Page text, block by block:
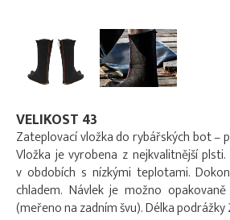
VELIKOST 43
Zateplovací vložka do rybářských bot –
Vložka je vyrobena z nejkvalitnější
v obdobích s nízkými teplotami.
chladem. Návlek je možno
(meřeno na zadním švu). Délka podrážky